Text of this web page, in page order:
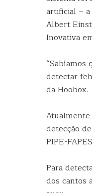
artificial – a
Albert
Inovativa
“Sabíamos
detectar
da Hoobox.
detecção
PIPE-
Para
dos cantos